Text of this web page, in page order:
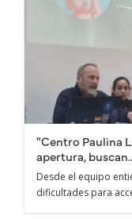
"Centro Paulina
apertura,
Desde el equipo
dificultades para